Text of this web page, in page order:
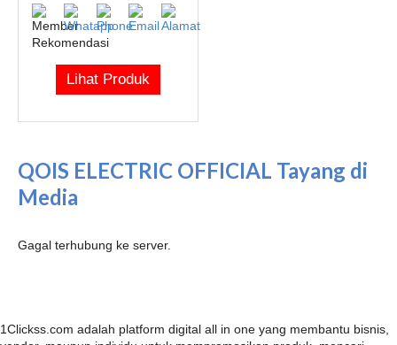
Lihat Produk
QOIS ELECTRIC OFFICIAL Tayang di
Media
Gagal terhubung ke server.
1Clickss.com adalah platform digital all in one yang membantu bisnis,